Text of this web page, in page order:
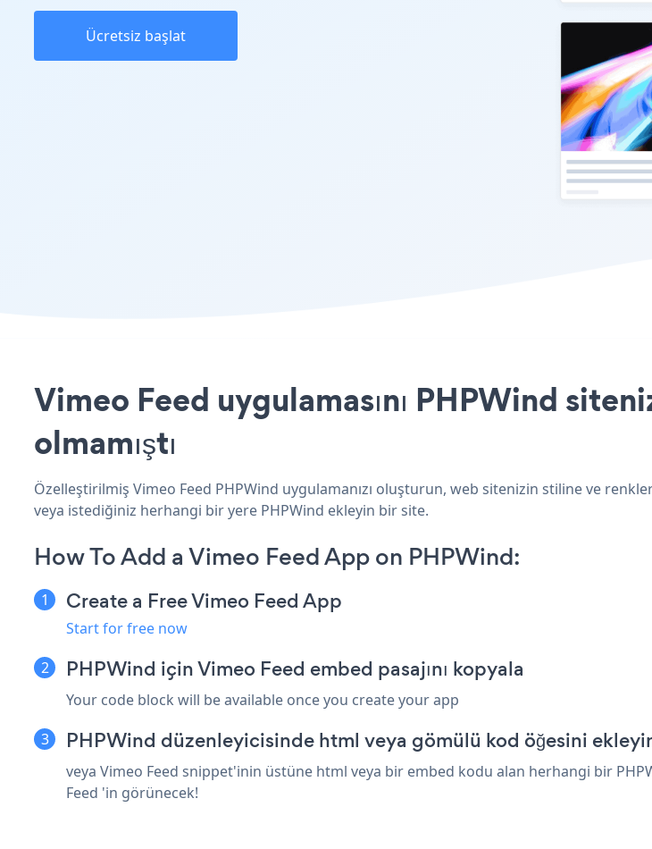
Ücretsiz başlat
Vimeo Feed uygulamasını PHPWind
olmamıştı
Özelleştirilmiş Vimeo Feed PHPWind uygulamanızı oluşturun, web sitenizin stiline ve
veya istediğiniz herhangi bir yere PHPWind ekleyin bir site.
How To Add a Vimeo Feed App on PHPWind:
Create a Free Vimeo Feed App
Start for free now
PHPWind için Vimeo Feed embed pasajını kopyala
Your code block will be available once you create your app
PHPWind düzenleyicisinde html veya gömülü kod öğesini
veya Vimeo Feed snippet'inin üstüne html veya bir embed kodu alan herhangi bir
Feed 'in görünecek!